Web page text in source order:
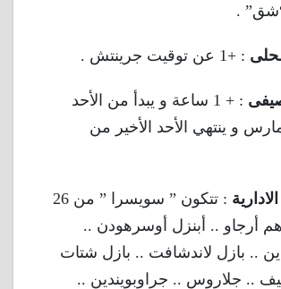
.
: +1 عن توقيت جرينتش .
: + 1 ساعة و يبدأ من الأحد
و ينتهي الأحد الأخير من
: تتكون ” سويسرا ” من 26
أرجاو .. أبنزل أوسرهودن ..
.. بازل لاندشافت .. بازل شتات
.. جلاروس .. جراوبويندين ..